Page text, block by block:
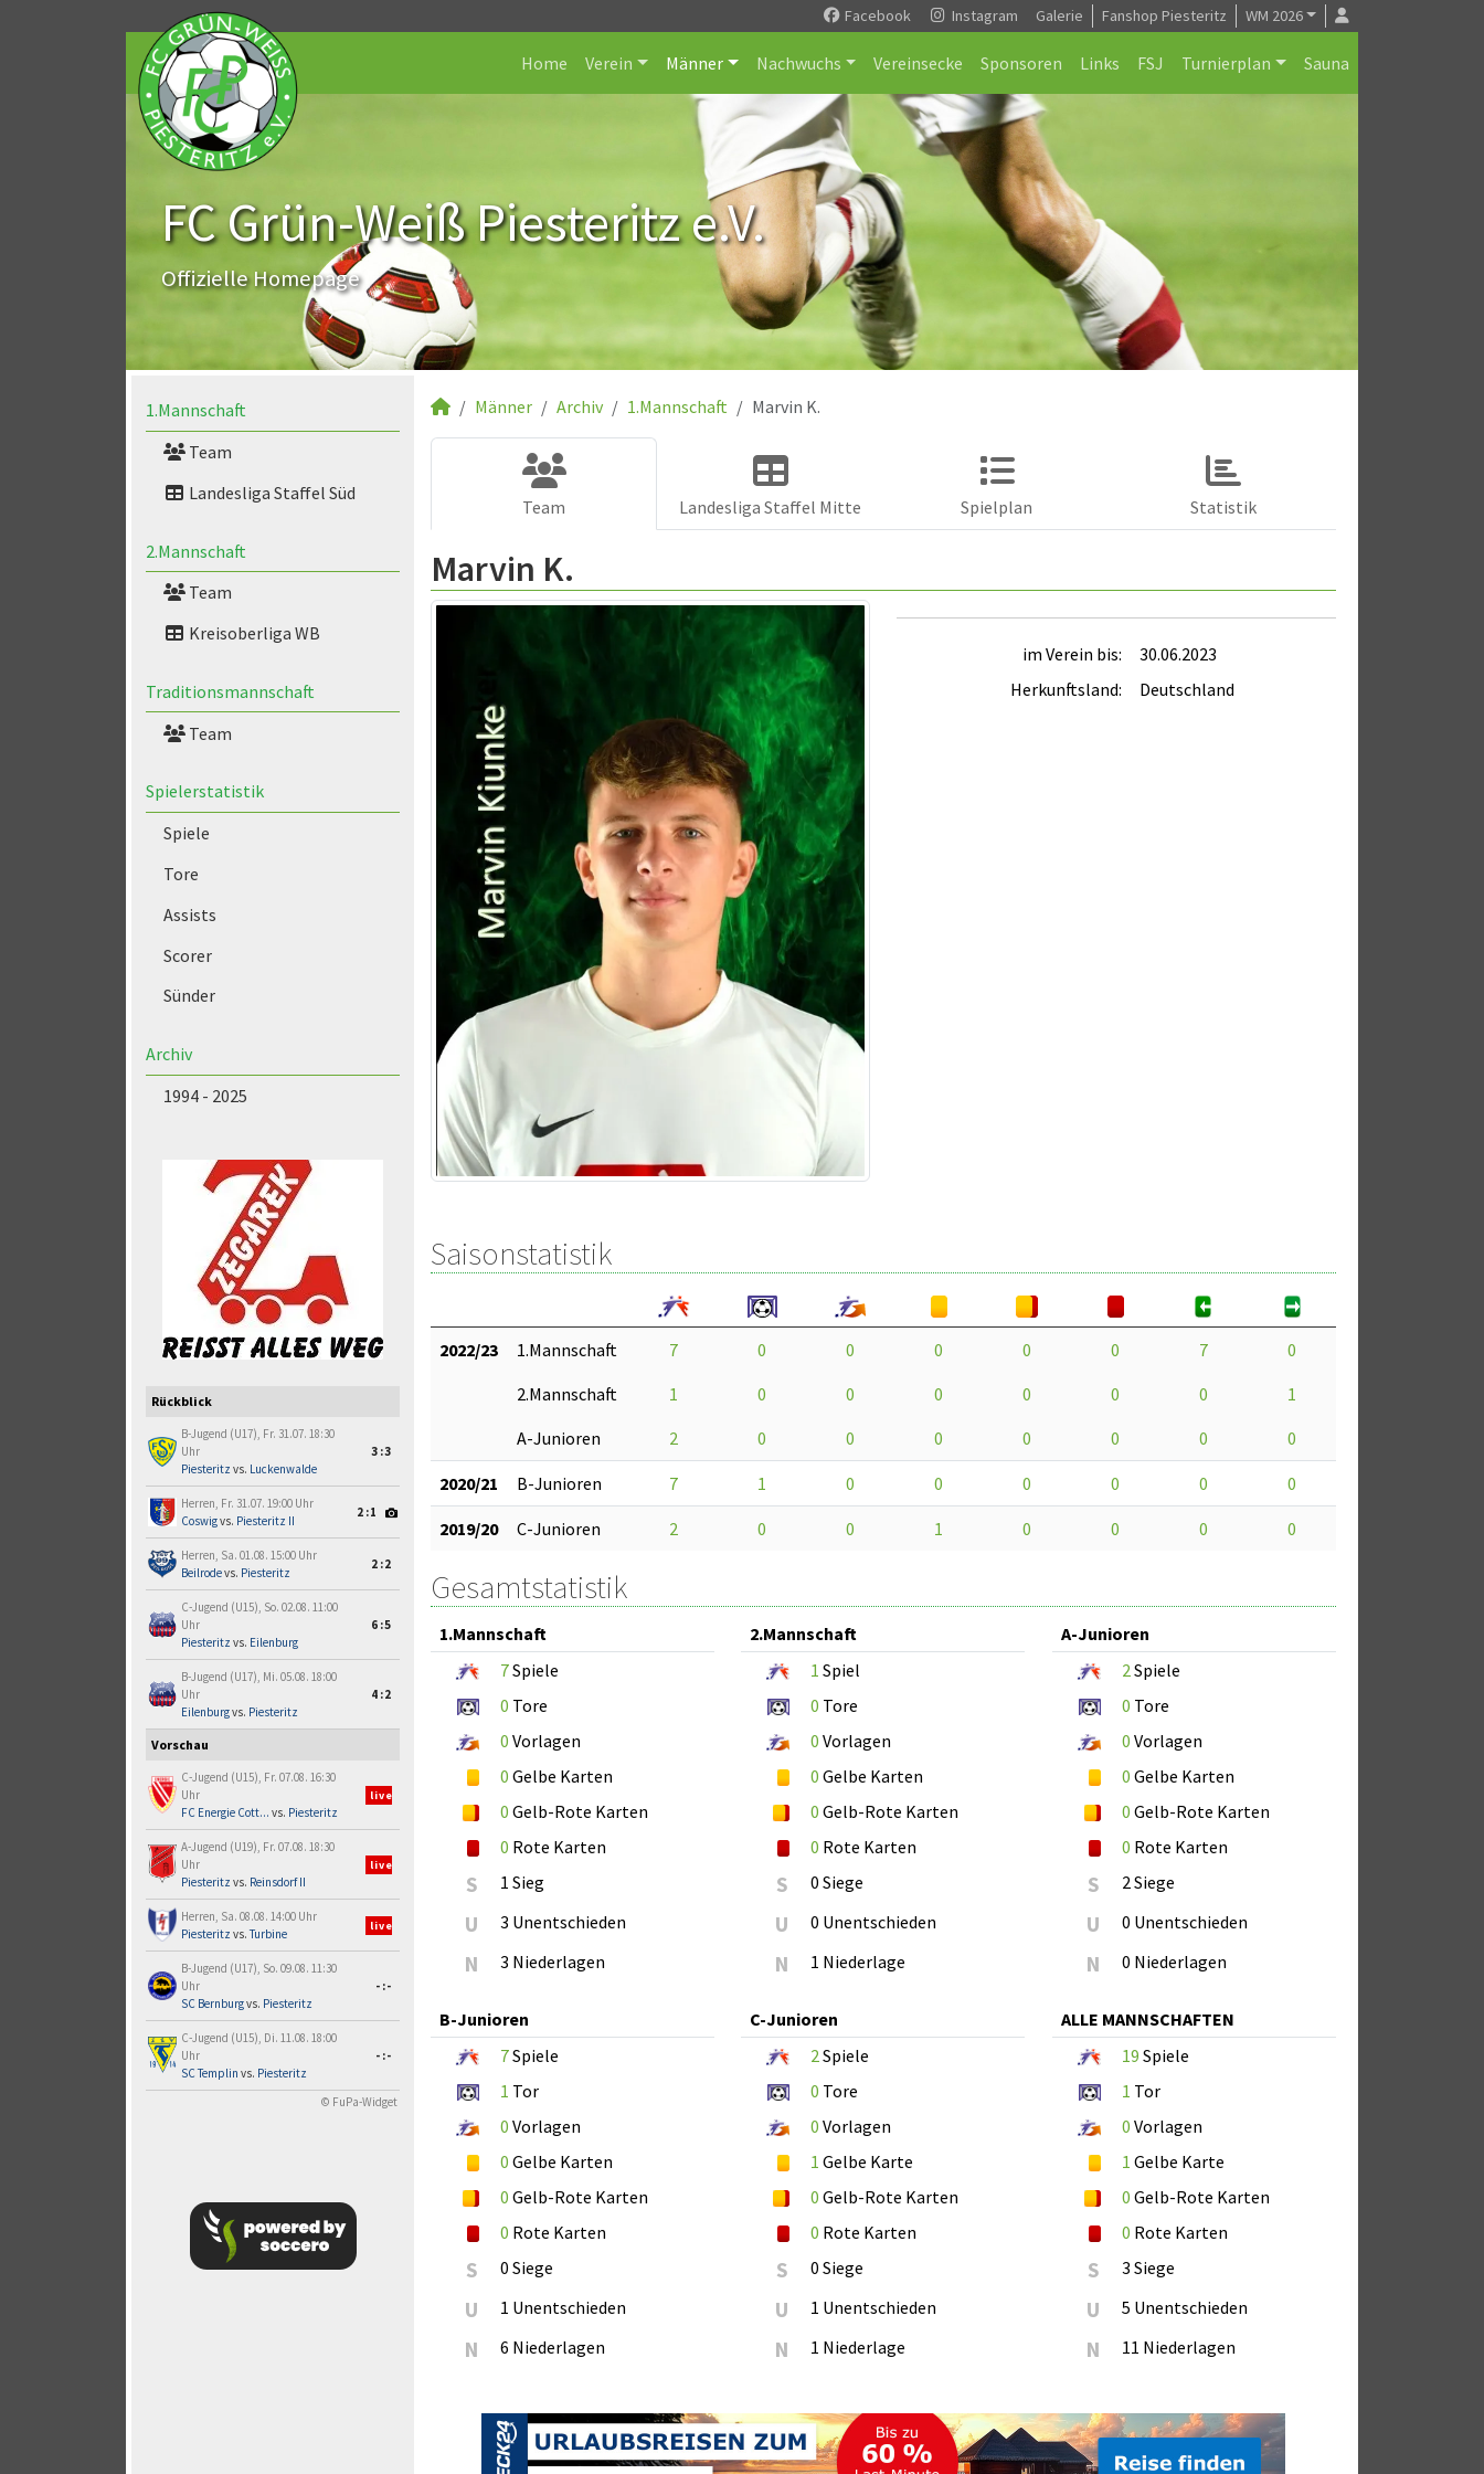
Facebook Instagram Galerie Fanshop Piesteritz WM 2026
Home Verein Männer Nachwuchs Vereinsecke Sponsoren Links FSJ Turnierplan Sauna
FC Grün-Weiß Piesteritz e.V.
Offizielle Homepage
1.Mannschaft
Team
Landesliga Staffel Süd
2.Mannschaft
Team
Kreisoberliga WB
Traditionsmannschaft
Team
Spielerstatistik
Spiele
Tore
Assists
Scorer
Sünder
Archiv
1994 - 2025
Rückblick
B-Jugend (U17), Fr. 31.07. 18:30
Uhr
Piesteritz vs. Luckenwalde
3:3
Herren, Fr. 31.07. 19:00 Uhr
Coswigvs. Piesteritz II
2:1
Herren, Sa. 01.08. 15:00 Uhr
Beilrodevs. Piesteritz
2:2
C-Jugend (U15), So. 02.08. 11:00
Uhr
Piesteritz vs. Eilenburg
6:5
B-Jugend (U17), Mi. 05.08. 18:00
Uhr
Eilenburgvs. Piesteritz
4:2
Vorschau
C-Jugend (U15), Fr. 07.08. 16:30
Uhr
FC Energie Cott... vs. Piesteritz
live
A-Jugend (U19), Fr. 07.08. 18:30
Uhr
Piesteritz vs. Reinsdorf II
live
Herren, Sa. 08.08. 14:00 Uhr
Piesteritz vs.Turbine
live
B-Jugend (U17), So. 09.08. 11:30
Uhr
SC Bernburgvs. Piesteritz
-:-
C-Jugend (U15), Di. 11.08. 18:00
Uhr
SC Templin vs. Piesteritz
-:-
© FuPa-Widget
Männer Archiv 1.Mannschaft Marvin K.
Team Landesliga Staffel Mitte Spielplan Statistik
Marvin K.
im Verein bis:
30.06.2023
Herkunftsland:
Deutschland
Saisonstatistik
2022/23 1.Mannschaft 7 0 0 0 0 0 7
0
2.Mannschaft
1 0 0 0 0 0 0
1
A-Junioren
2 0 0 0 0 0 0 0
2020/21 B-Junioren 7 1 0 0 0 0 0 0
2019/20 C-Junioren 2 0 0 1 0 0 0 0
Gesamtstatistik
1.Mannschaft
7Spiele
0 Tore
0 Vorlagen
0 Gelbe Karten
0 Gelb-Rote Karten
0 Rote Karten
S 1 Sieg
U 3 Unentschieden
N 3 Niederlagen
2.Mannschaft
1 Spiel
0 Tore
0 Vorlagen
0 Gelbe Karten
0 Gelb-Rote Karten
0 Rote Karten
S 0 Siege
U 0 Unentschieden
N 1 Niederlage
A-Junioren
2 Spiele
0 Tore
0 Vorlagen
0 Gelbe Karten
0 Gelb-Rote Karten
0 Rote Karten
S 2 Siege
U 0 Unentschieden
N 0 Niederlagen
B-Junioren
7Spiele
1 Tor
0 Vorlagen
0 Gelbe Karten
0 Gelb-Rote Karten
0 Rote Karten
S 0 Siege
U 1 Unentschieden
N 6 Niederlagen
C-Junioren
2 Spiele
0 Tore
0 Vorlagen
1 Gelbe Karte
0 Gelb-Rote Karten
0 Rote Karten
S 0 Siege
U 1 Unentschieden
N 1 Niederlage
ALLE MANNSCHAFTEN
19 Spiele
1 Tor
0 Vorlagen
1 Gelbe Karte
0 Gelb-Rote Karten
0 Rote Karten
S 3 Siege
U 5 Unentschieden
N 11 Niederlagen